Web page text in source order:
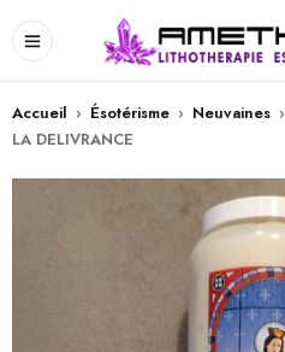
Accueil › Ésotérisme › Neuvaines ›
LA DELIVRANCE